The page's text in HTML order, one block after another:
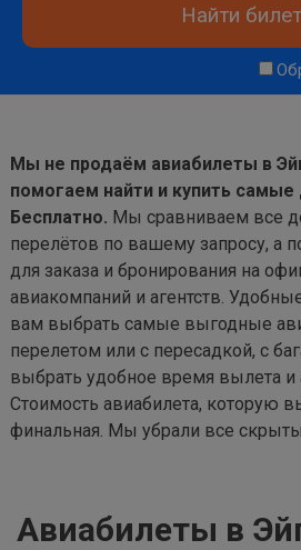
Найти
Мы не продаём авиабилеты в
помогаем найти и купить
Бесплатно. Мы сравниваем все
перелётов по вашему запросу, а
для заказа и бронирования на
авиакомпаний и агентств.
вам выбрать самые выгодные
перелетом или с пересадкой, с
выбрать удобное время вылета
Стоимость авиабилета, которую
финальная. Мы убрали все
Авиабилеты в